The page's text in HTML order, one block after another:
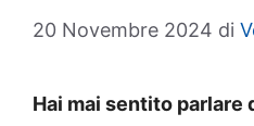
20 Novembre 2024 di
Hai mai sentito parlare